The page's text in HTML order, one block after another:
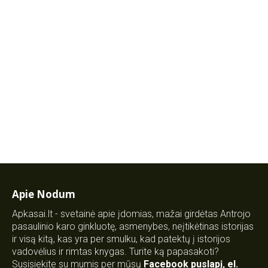
Apie Nodum
Apkasai.lt - svetainė apie įdomias, mažai girdėtas Antrojo
pasaulinio karo ginkluotę, asmenybes, neįtikėtinas istorijas
ir visą kitą, kas yra per smulku, kad patektų į istorijos
vadovėlius ir rimtas knygas. Turite ką papasakoti?
Susisiekite su mumis per mūsų Facebook puslapį, el.